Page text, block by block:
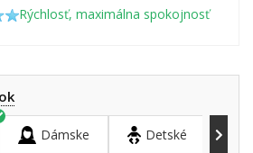
Rýchlosť, maximálna spokojnosť
Dámske Detské